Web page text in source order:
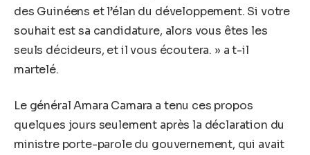
des Guinéens et l’élan du développement. Si votre
souhait est sa candidature, alors vous êtes les
seuls décideurs, et il vous écoutera. » a t-il
martelé.
Le général Amara Camara a tenu ces propos
quelques jours seulement après la déclaration du
ministre porte-parole du gouvernement, qui avait